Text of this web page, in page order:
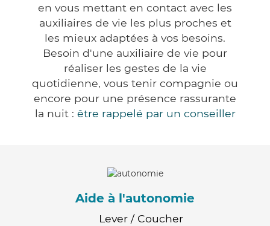
en vous mettant en contact avec les
auxiliaires de vie les plus proches et
les mieux adaptées à vos besoins.
Besoin d'une auxiliaire de vie pour
réaliser les gestes de la vie
quotidienne, vous tenir compagnie ou
encore pour une présence rassurante
la nuit : être rappelé par un conseiller
Aide à l'autonomie
Lever / Coucher